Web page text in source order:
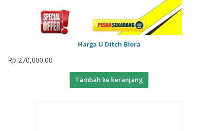
Harga U Ditch Blora
Rp 270,000.00
Tambah ke keranjang